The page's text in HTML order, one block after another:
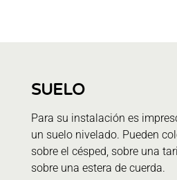
SUELO
Para su instalación es
un suelo nivelado. Pueden
sobre el césped, sobre una
sobre una estera de cuerda.